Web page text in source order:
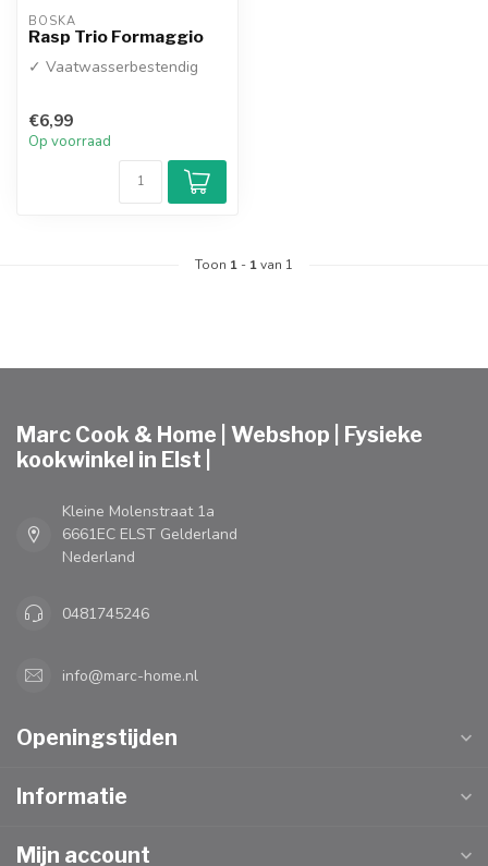
BOSKA
Rasp Trio Formaggio
✓ Vaatwasserbestendig
€6,99
Op voorraad
Toon 1 - 1van 1
Marc Cook & Home | Webshop | Fysieke
kookwinkel in Elst |
Kleine Molenstraat 1a
6661EC ELST Gelderland
Nederland
0481745246
info@marc-home.nl
Openingstijden
Informatie
Mijn account